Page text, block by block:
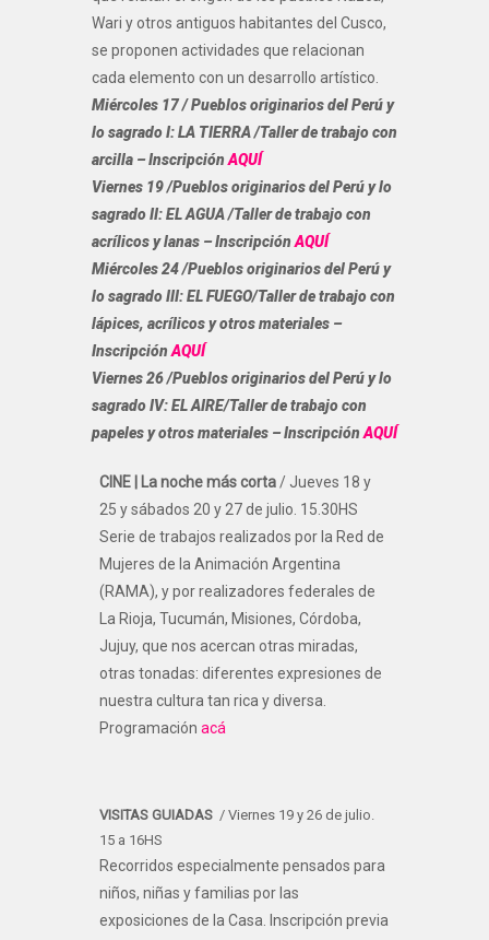
Wari y otros antiguos habitantes del Cusco,
se proponen actividades que relacionan
cada elemento con un desarrollo artístico.
Miércoles 17 / Pueblos originarios del Perú y
lo sagrado I: LA TIERRA /Taller de trabajo con
arcilla – Inscripción AQUÍ
Viernes 19 /Pueblos originarios del Perú y lo
sagrado II: EL AGUA /Taller de trabajo con
acrílicos y lanas – Inscripción AQUÍ
Miércoles 24 /Pueblos originarios del Perú y
lo sagrado III: EL FUEGO/Taller de trabajo con
lápices, acrílicos y otros materiales –
Inscripción AQUÍ
Viernes 26 /Pueblos originarios del Perú y lo
sagrado IV: EL AIRE/Taller de trabajo con
papeles y otros materiales – Inscripción AQUÍ
CINE | La noche más corta / Jueves 18 y
25 y sábados 20 y 27 de julio. 15.30HS
Serie de trabajos realizados por la Red de
Mujeres de la Animación Argentina
(RAMA), y por realizadores federales de
La Rioja, Tucumán, Misiones, Córdoba,
Jujuy, que nos acercan otras miradas,
otras tonadas: diferentes expresiones de
nuestra cultura tan rica y diversa.
Programación acá
VISITAS GUIADAS / Viernes 19 y 26 de julio.
15 a 16HS
Recorridos especialmente pensados para
niños, niñas y familias por las
exposiciones de la Casa. Inscripción previa